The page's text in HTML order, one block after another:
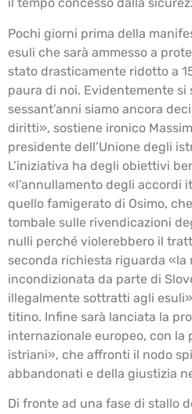
il tempo concesso dalla
Pochi giorni prima della
esuli che sarà ammesso a
stato drasticamente ridotto a
paura di noi. Evidentemente
sessant’anni siamo ancora
diritti», sostiene ironico
presidente dell’Unione degli
L’iniziativa ha degli obiettivi
«l’annullamento degli accordi
quello famigerato di Osimo,
tombale sulle rivendicazioni
nulli perché violerebbero il
seconda richiesta riguarda «la
incondizionata da parte di
illegalmente sottratti agli
titino. Infine sarà lanciata la
internazionale europeo, con la
istriani», che affronti il nodo
abbandonati e della giustizia
Di fronte ad una fase di stallo